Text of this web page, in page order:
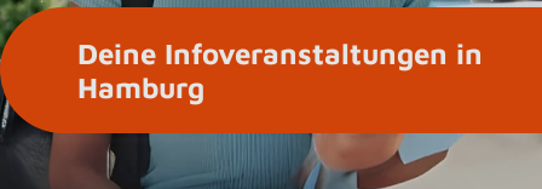
Deine Infoveranstaltungen in
Hamburg